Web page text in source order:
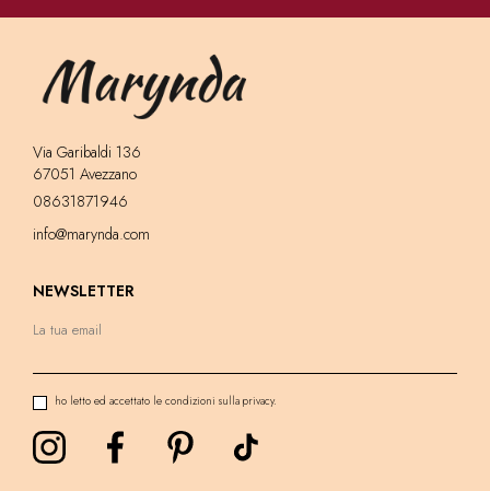
Via Garibaldi 136
67051 Avezzano
08631871946
info@marynda.com
NEWSLETTER
ho letto ed accettato le condizioni sulla privacy.